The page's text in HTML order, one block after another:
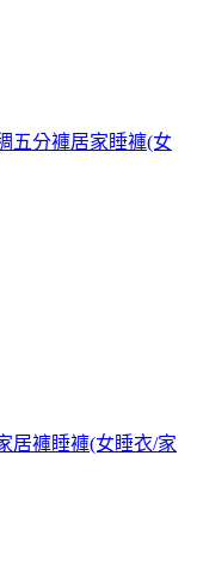
五分褲居家睡褲(女
居褲睡褲(女睡衣/家